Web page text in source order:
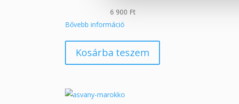
6 900 Ft
Bővebb információ
Kosárba teszem